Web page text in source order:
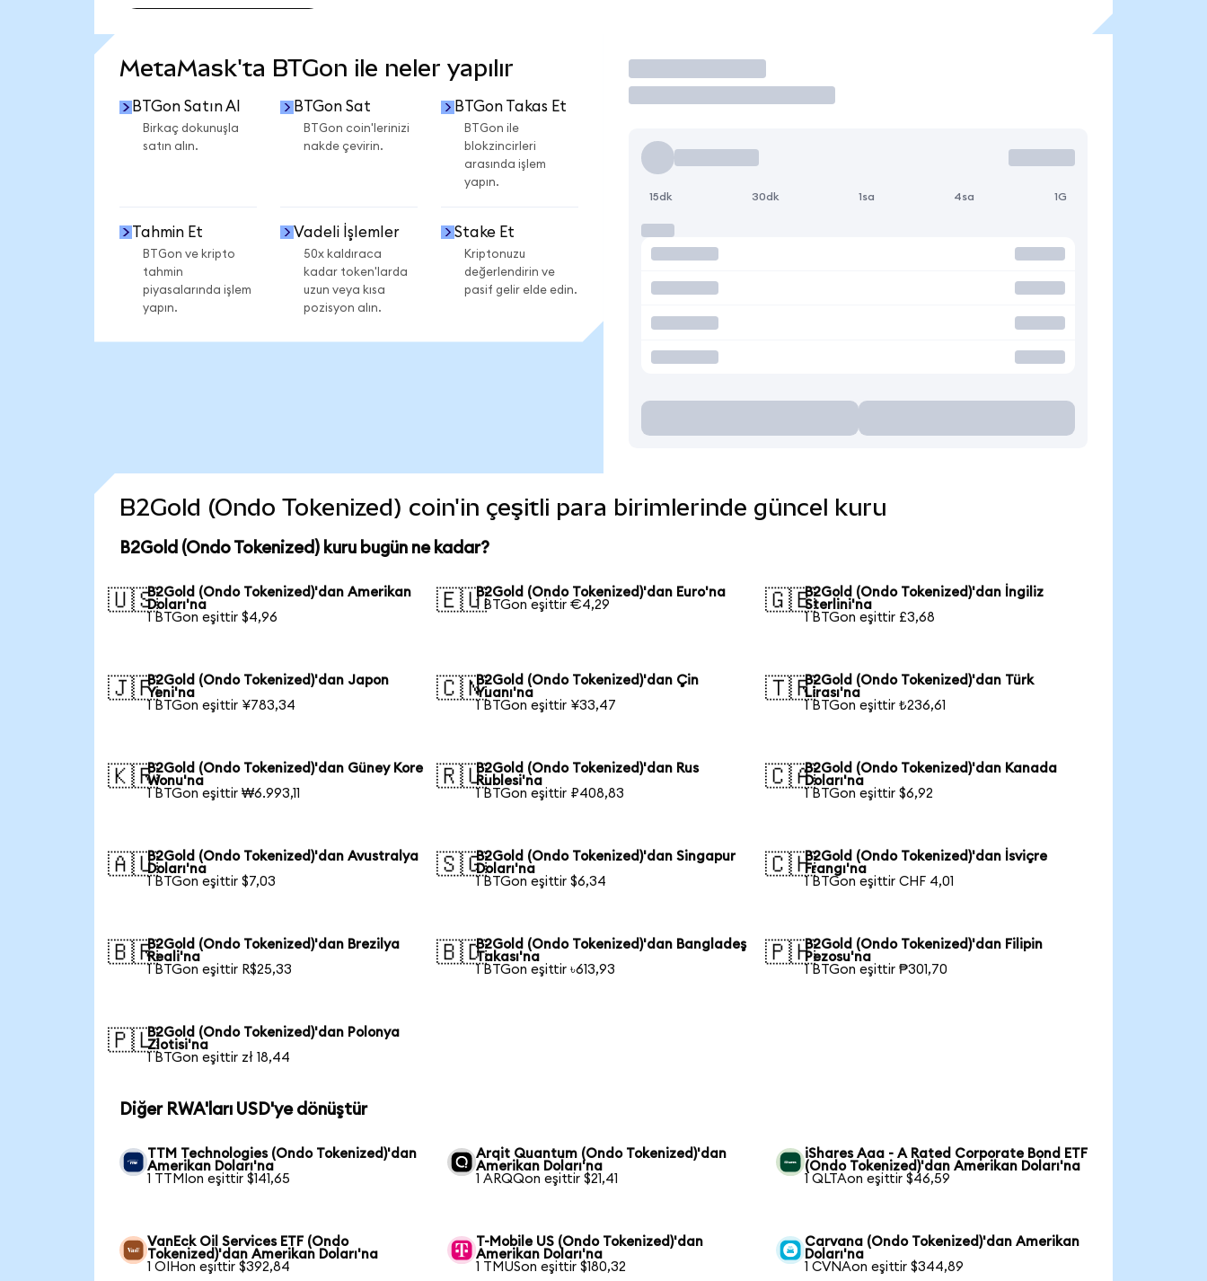
MetaMask'ta BTGon ile neler yapılır
BTGon Satın Al
Birkaç dokunuşla
satın alın.
BTGon Sat
BTGon coin'lerinizi
nakde çevirin.
BTGon Takas Et
BTGon ile
blokzincirleri
arasında işlem
yapın.
Tahmin Et
BTGon ve kripto
tahmin
piyasalarında işlem
yapın.
Vadeli İşlemler
50x kaldıraca
kadar token'larda
uzun veya kısa
pozisyon alın.
Stake Et
Kriptonuzu
değerlendirin ve
pasif gelir elde edin.
İşlem Yap
15dk 30dk 1sa 4sa 1G
B2Gold (Ondo Tokenized) coin'in çeşitli para birimlerinde güncel kuru
B2Gold (Ondo Tokenized) kuru bugün ne kadar?
🇺🇸B2Gold (Ondo Tokenized)'dan Amerikan
Doları'na
1 BTGon eşittir $4,96
🇪🇺B2Gold (Ondo Tokenized)'dan Euro'na
1 BTGon eşittir €4,29
🇬🇧B2Gold (Ondo Tokenized)'dan İngiliz
Sterlini'na
1 BTGon eşittir £3,68
🇯🇵B2Gold (Ondo Tokenized)'dan Japon
Yeni'na
1 BTGon eşittir ¥783,34
🇨🇳B2Gold (Ondo Tokenized)'dan Çin
Yuanı'na
1 BTGon eşittir ¥33,47
🇹🇷B2Gold (Ondo Tokenized)'dan Türk
Lirası'na
1 BTGon eşittir ₺236,61
🇰🇷B2Gold (Ondo Tokenized)'dan Güney Kore
Wonu'na
1 BTGon eşittir ₩6.993,11
🇷🇺B2Gold (Ondo Tokenized)'dan Rus
Rublesi'na
1 BTGon eşittir ₽408,83
🇨🇦B2Gold (Ondo Tokenized)'dan Kanada
Doları'na
1 BTGon eşittir $6,92
🇦🇺B2Gold (Ondo Tokenized)'dan Avustralya
Doları'na
1 BTGon eşittir $7,03
🇸🇬B2Gold (Ondo Tokenized)'dan Singapur
Doları'na
1 BTGon eşittir $6,34
🇨🇭B2Gold (Ondo Tokenized)'dan İsviçre
Frangı'na
1 BTGon eşittir CHF 4,01
🇧🇷B2Gold (Ondo Tokenized)'dan Brezilya
Reali'na
1 BTGon eşittir R$25,33
🇧🇩B2Gold (Ondo Tokenized)'dan Bangladeş
Takası'na
1 BTGon eşittir ৳613,93
🇵🇭B2Gold (Ondo Tokenized)'dan Filipin
Pezosu'na
1 BTGon eşittir ₱301,70
🇵🇱B2Gold (Ondo Tokenized)'dan Polonya
Zlotisi'na
1 BTGon eşittir zł 18,44
Diğer RWA'ları USD'ye dönüştür
TTM Technologies (Ondo Tokenized)'dan
Amerikan Doları'na
1 TTMIon eşittir $141,65
Arqit Quantum (Ondo Tokenized)'dan
Amerikan Doları'na
1 ARQQon eşittir $21,41
iShares Aaa - A Rated Corporate Bond ETF
(Ondo Tokenized)'dan Amerikan Doları'na
1 QLTAon eşittir $46,59
VanEck Oil Services ETF (Ondo
Tokenized)'dan Amerikan Doları'na
1 OIHon eşittir $392,84
T-Mobile US (Ondo Tokenized)'dan
Amerikan Doları'na
1 TMUSon eşittir $180,32
Carvana (Ondo Tokenized)'dan Amerikan
Doları'na
1 CVNAon eşittir $344,89